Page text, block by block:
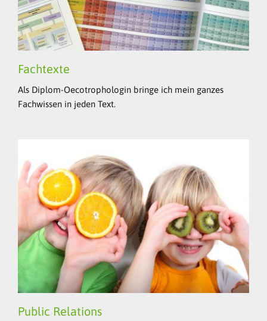
Fachtexte
Als Diplom-Oecotrophologin bringe ich mein ganzes
Fachwissen in jeden Text.
Public Relations